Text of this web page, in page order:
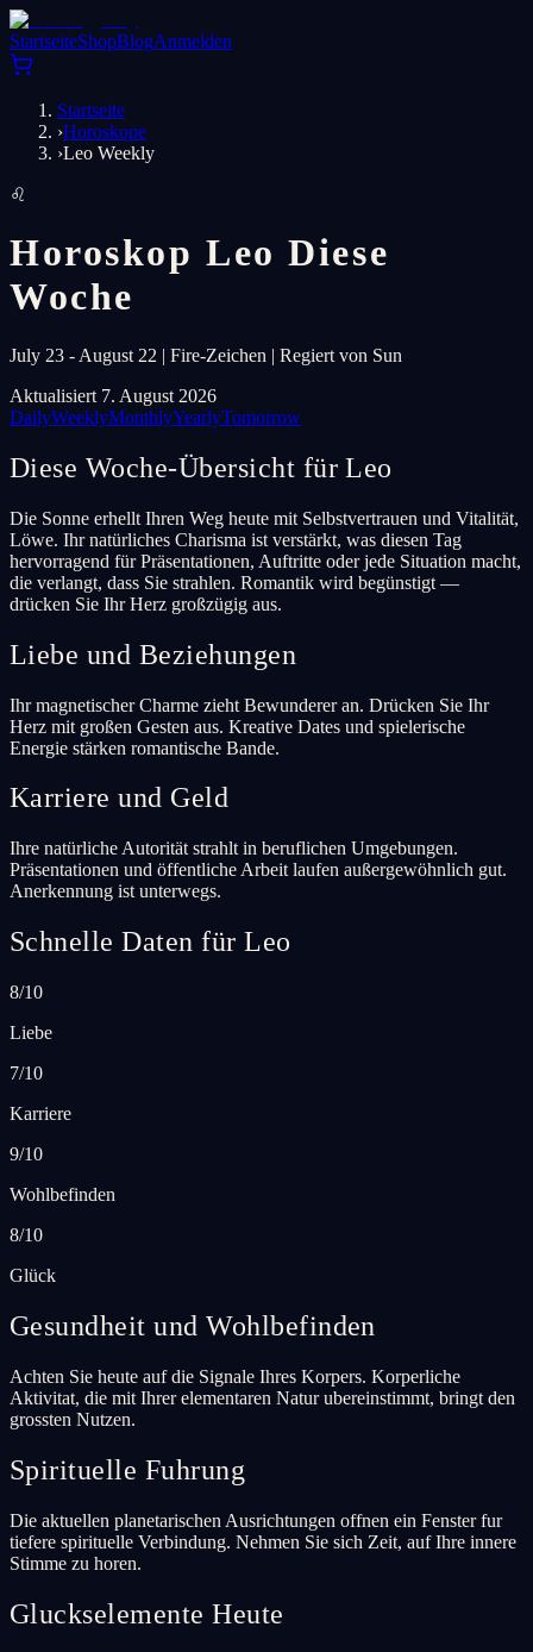
StartseiteShopBlogAnmelden
Startseite
›Horoskope
›Leo Weekly
♌
Horoskop Leo Diese
Woche
July 23 - August 22 | Fire-Zeichen | Regiert von Sun
Aktualisiert 7. August 2026
DailyWeeklyMonthlyYearlyTomorrow
Diese Woche-Übersicht für Leo
Die Sonne erhellt Ihren Weg heute mit Selbstvertrauen und Vitalität,
Löwe. Ihr natürliches Charisma ist verstärkt, was diesen Tag
hervorragend für Präsentationen, Auftritte oder jede Situation macht,
die verlangt, dass Sie strahlen. Romantik wird begünstigt —
drücken Sie Ihr Herz großzügig aus.
Liebe und Beziehungen
Ihr magnetischer Charme zieht Bewunderer an. Drücken Sie Ihr
Herz mit großen Gesten aus. Kreative Dates und spielerische
Energie stärken romantische Bande.
Karriere und Geld
Ihre natürliche Autorität strahlt in beruflichen Umgebungen.
Präsentationen und öffentliche Arbeit laufen außergewöhnlich gut.
Anerkennung ist unterwegs.
Schnelle Daten für Leo
8/10
Liebe
7/10
Karriere
9/10
Wohlbefinden
8/10
Glück
Gesundheit und Wohlbefinden
Achten Sie heute auf die Signale Ihres Korpers. Korperliche
Aktivitat, die mit Ihrer elementaren Natur ubereinstimmt, bringt den
grossten Nutzen.
Spirituelle Fuhrung
Die aktuellen planetarischen Ausrichtungen offnen ein Fenster fur
tiefere spirituelle Verbindung. Nehmen Sie sich Zeit, auf Ihre innere
Stimme zu horen.
Gluckselemente Heute